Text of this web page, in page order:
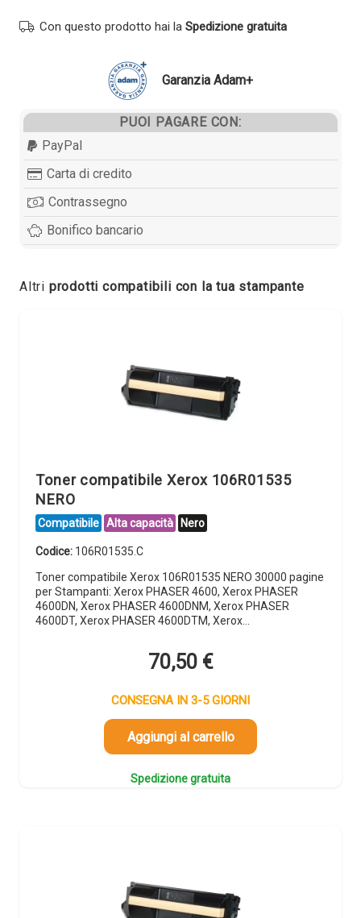
quantità
Con questo prodotto hai la Spedizione gratuita
Garanzia Adam+
PUOI PAGARE CON:
PayPal
Carta di credito
Contrassegno
Bonifico bancario
Altri prodotti compatibili con la tua stampante
Toner compatibile Xerox 106R01535
NERO
Compatibile Alta capacità Nero
Codice: 106R01535.C
Toner compatibile Xerox 106R01535 NERO 30000 pagine
per Stampanti: Xerox PHASER 4600, Xerox PHASER
4600DN, Xerox PHASER 4600DNM, Xerox PHASER
4600DT, Xerox PHASER 4600DTM, Xerox…
70,50 €
CONSEGNA IN 3-5 GIORNI
Aggiungi al carrello
Spedizione gratuita